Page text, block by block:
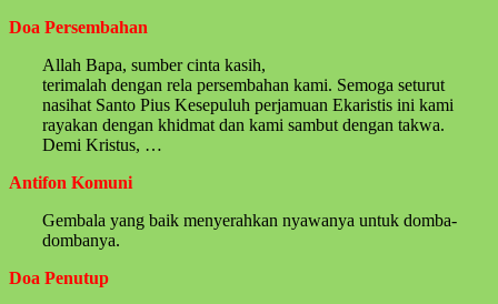
Doa Persembahan
Allah Bapa, sumber cinta kasih,
terimalah dengan rela persembahan kami. Semoga seturut
nasihat Santo Pius Kesepuluh perjamuan Ekaristis ini kami
rayakan dengan khidmat dan kami sambut dengan takwa.
Demi Kristus, …
Antifon Komuni
Gembala yang baik menyerahkan nyawanya untuk domba-
dombanya.
Doa Penutup